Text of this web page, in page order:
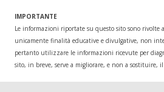
IMPORTANTE
Le informazioni riportate su questo sito sono
unicamente finalità educative e divulgative, non
pertanto utilizzare le informazioni ricevute per
sito, in breve, serve a migliorare, e non a sostituire,